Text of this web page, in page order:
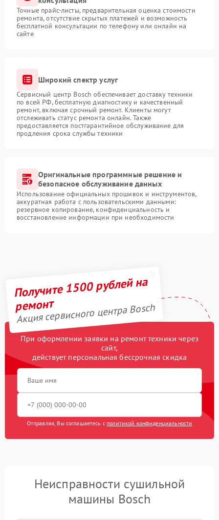
Точные прайс-листы, предварительная оценка стоимости
ремонта, отсутствие скрытых платежей и возможность
бесплатной консультации по телефону или онлайн на
сайте
Широкий спектр услуг
Сервисный центр Bosch обеспечивает доставку техники
по всей РФ, бесплатную диагностику и качественный
ремонт, включая срочный ремонт. Клиенты могут
отслеживать статус ремонта онлайн. Также
предоставляется постгарантийное обслуживание для
продления срока службы техники
Оригинальные программные решение и
безопасное обслуживание данных
Использование официальных прошивок и инструментов,
аккуратная работа с пользовательскими данными:
резервное копирование, конфиденциальность и
восстановление информации при необходимости
Получите 1500 рублей на
ремонт
Акция сервисного центра Bosch
При оформлении заявки на ремонт техники через
сайт,
действует персональная бессрочная скидка
Отправляя, Вы соглашаетесь с политикой конфиденциальности
Неисправности сушильной
машины Bosch